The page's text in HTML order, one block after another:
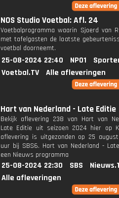
NOS Studio Voetbal: Afl. 24
Voetbalprogramma waarin Sjoerd van
met tafelgasten de laatste
voetbal doorneemt.
25-08-2024 22:40 NPO1
Voetbal.TV
Alle afleveringen
Hart van Nederland - Late Editie
Bekijk aflevering 238 van Hart van
Late Editie uit seizoen 2024 hier op
aflevering is uitgezonden op 25
uur bij SBS6. Hart van Nederland -
een Nieuws programma
25-08-2024 22:30 SBS
Alle afleveringen